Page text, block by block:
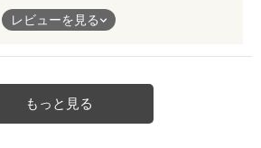
の
レビューを見る
もっと見る